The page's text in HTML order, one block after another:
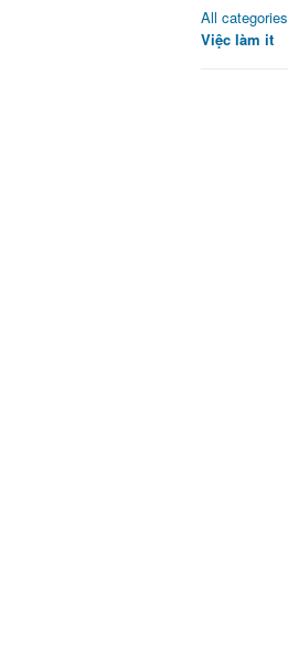
All categories
Việc làm it